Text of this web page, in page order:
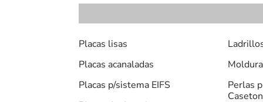
Placas lisas
Placas acanaladas
Placas p/sistema EIFS
Perlas